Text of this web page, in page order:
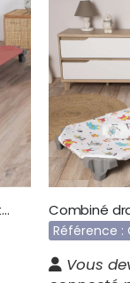
Drap de dessous couchette recyclé RECYDD
Référence :
Vous